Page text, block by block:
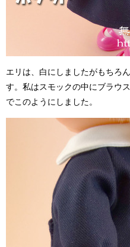
エリは、白にしましたがもちろ
す。私はスモックの中にブラウ
でこのようにしました。